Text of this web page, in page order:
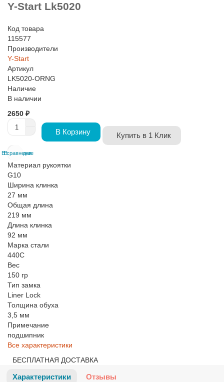
Y-Start Lk5020
Код товара
115577
Производители
Y-Start
Артикул
LK5020-ORNG
Наличие
В наличии
2650 ₽
В Корзину Купить в 1 Клик
В закладки
В сравнение
Материал рукоятки
G10
Ширина клинка
27 мм
Общая длина
219 мм
Длина клинка
92 мм
Марка стали
440C
Вес
150 гр
Тип замка
Liner Lock
Толщина обуха
3,5 мм
Примечание
подшипник
Все характеристики
БЕСПЛАТНАЯ ДОСТАВКА
Характеристики Отзывы